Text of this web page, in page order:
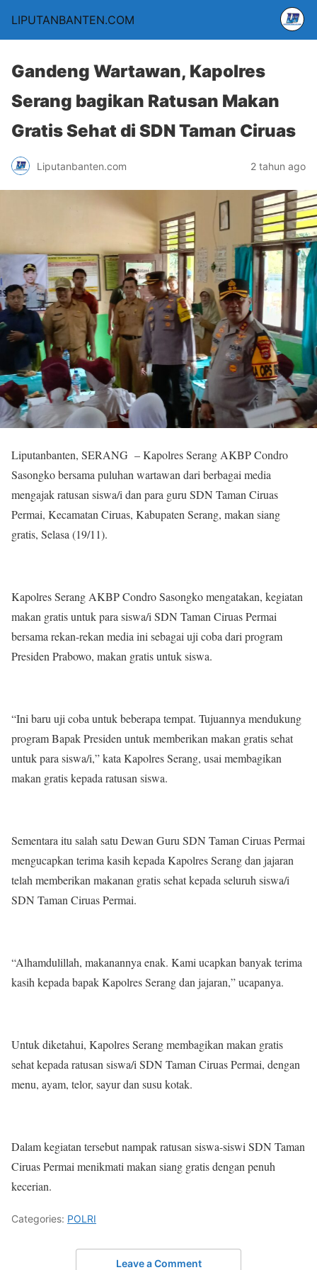
LIPUTANBANTEN.COM
Gandeng Wartawan, Kapolres
Serang bagikan Ratusan Makan
Gratis Sehat di SDN Taman Ciruas
Liputanbanten.com 2 tahun ago
Liputanbanten, SERANG – Kapolres Serang AKBP Condro
Sasongko bersama puluhan wartawan dari berbagai media
mengajak ratusan siswa/i dan para guru SDN Taman Ciruas
Permai, Kecamatan Ciruas, Kabupaten Serang, makan siang
gratis, Selasa (19/11).
Kapolres Serang AKBP Condro Sasongko mengatakan, kegiatan
makan gratis untuk para siswa/i SDN Taman Ciruas Permai
bersama rekan-rekan media ini sebagai uji coba dari program
Presiden Prabowo, makan gratis untuk siswa.
“Ini baru uji coba untuk beberapa tempat. Tujuannya mendukung
program Bapak Presiden untuk memberikan makan gratis sehat
untuk para siswa/i,” kata Kapolres Serang, usai membagikan
makan gratis kepada ratusan siswa.
Sementara itu salah satu Dewan Guru SDN Taman Ciruas Permai
mengucapkan terima kasih kepada Kapolres Serang dan jajaran
telah memberikan makanan gratis sehat kepada seluruh siswa/i
SDN Taman Ciruas Permai.
“Alhamdulillah, makanannya enak. Kami ucapkan banyak terima
kasih kepada bapak Kapolres Serang dan jajaran,” ucapanya.
Untuk diketahui, Kapolres Serang membagikan makan gratis
sehat kepada ratusan siswa/i SDN Taman Ciruas Permai, dengan
menu, ayam, telor, sayur dan susu kotak.
Dalam kegiatan tersebut nampak ratusan siswa-siswi SDN Taman
Ciruas Permai menikmati makan siang gratis dengan penuh
kecerian.
Categories: POLRI
Leave a Comment